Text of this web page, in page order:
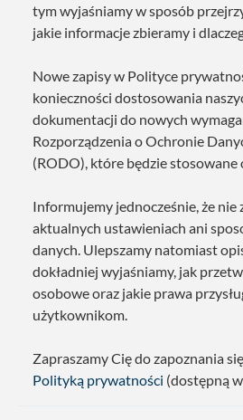
tym wyjaśniamy w sposób
jakie informacje zbieramy i
Nowe zapisy w Polityce
konieczności dostosowania
dokumentacji do nowych
Rozporządzenia o Ochronie
(RODO), które będzie stosowane
Informujemy jednocześnie, że nie
aktualnych ustawieniach ani
danych. Ulepszamy natomiast
dokładniej wyjaśniamy, jak
osobowe oraz jakie prawa
użytkownikom.
Zapraszamy Cię do zapoznania
Polityką prywatności (dostępną